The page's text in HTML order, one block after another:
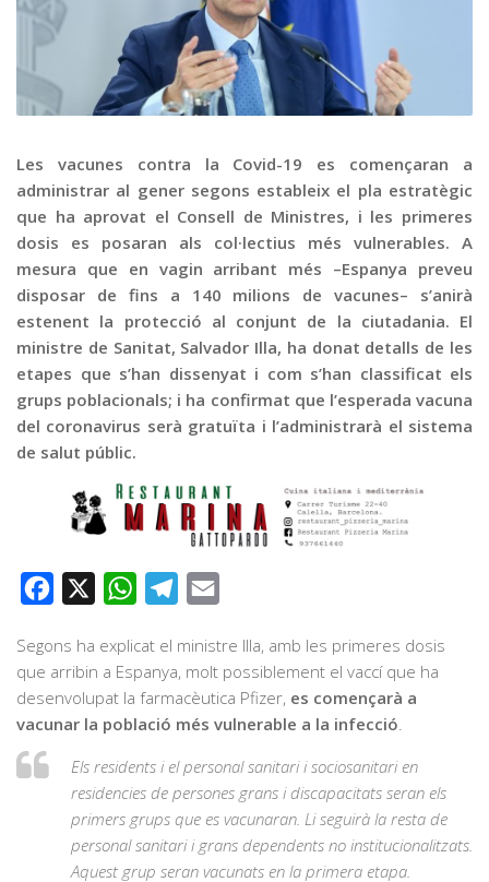
Publicitat
Contacte
Les vacunes contra la Covid-19 es començaran a
administrar al gener segons estableix el pla estratègic
que ha aprovat el Consell de Ministres, i les primeres
dosis es posaran als col·lectius més vulnerables. A
mesura que en vagin arribant més –Espanya preveu
disposar de fins a 140 milions de vacunes– s’anirà
estenent la protecció al conjunt de la ciutadania. El
ministre de Sanitat, Salvador Illa, ha donat detalls de les
etapes que s’han dissenyat i com s’han classificat els
grups poblacionals; i ha confirmat que l’esperada vacuna
del coronavirus serà gratuïta i l’administrarà el sistema
de salut públic.
Facebook WhatsAppTelegram
Segons ha explicat el ministre Illa, amb les primeres dosis
que arribin a Espanya, molt possiblement el vaccí que ha
desenvolupat la farmacèutica Pfizer, es començarà a
vacunar la població més vulnerable a la infecció
Els residents i el personal sanitari i sociosanitari en
residencies de persones grans i discapacitats seran els
primers grups que es vacunaran. Li seguirà la resta de
personal sanitari i grans dependents no institucionalitzats.
Aquest grup seran vacunats en la primera etapa.